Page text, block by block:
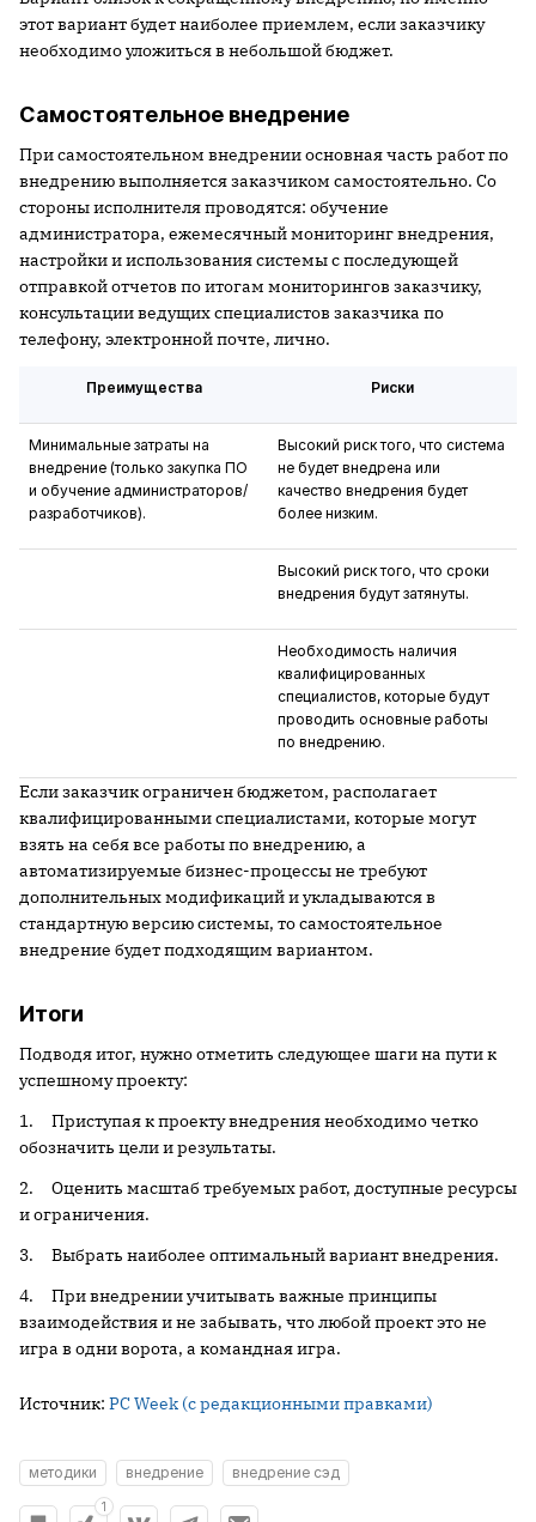
этот вариант будет наиболее приемлем, если заказчику
необходимо уложиться в небольшой бюджет.
Самостоятельное внедрение
При самостоятельном внедрении основная часть работ по
внедрению выполняется заказчиком самостоятельно. Со
стороны исполнителя проводятся: обучение
администратора, ежемесячный мониторинг внедрения,
настройки и использования системы с последующей
отправкой отчетов по итогам мониторингов заказчику,
консультации ведущих специалистов заказчика по
телефону, электронной почте, лично.
Преимущества Риски
Минимальные затраты на
внедрение (только закупка ПО
и обучение администраторов/
разработчиков).
Высокий риск того, что система
не будет внедрена или
качество внедрения будет
более низким.
Высокий риск того, что сроки
внедрения будут затянуты.
Необходимость наличия
квалифицированных
специалистов, которые будут
проводить основные работы
по внедрению.
Если заказчик ограничен бюджетом, располагает
квалифицированными специалистами, которые могут
взять на себя все работы по внедрению, а
автоматизируемые бизнес-процессы не требуют
дополнительных модификаций и укладываются в
стандартную версию системы, то самостоятельное
внедрение будет подходящим вариантом.
Итоги
Подводя итог, нужно отметить следующее шаги на пути к
успешному проекту:
1. Приступая к проекту внедрения необходимо четко
обозначить цели и результаты.
2. Оценить масштаб требуемых работ, доступные ресурсы
и ограничения.
3. Выбрать наиболее оптимальный вариант внедрения.
4. При внедрении учитывать важные принципы
взаимодействия и не забывать, что любой проект это не
игра в одни ворота, а командная игра.
Источник: PC Week (с редакционными правками)
методики внедрение внедрение сэд
1